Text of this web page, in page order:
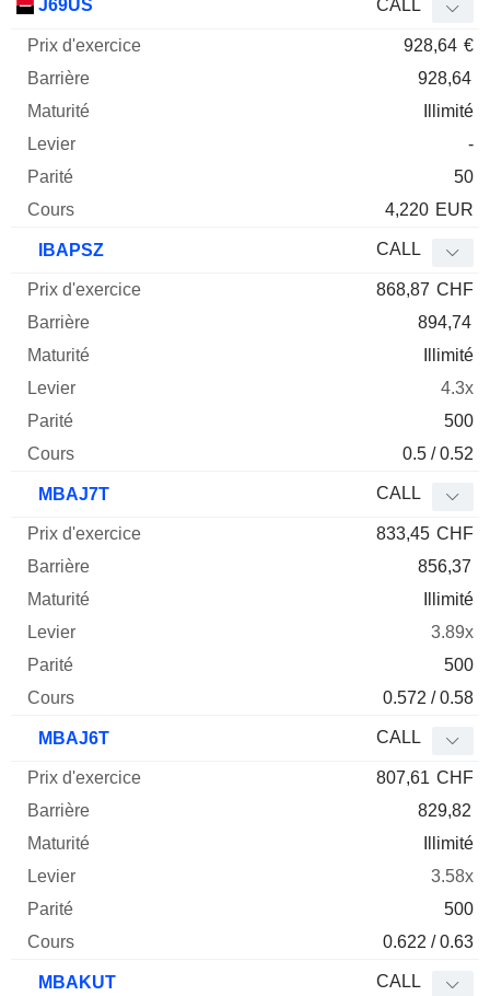
J69US CALL
928,64 €
928,64
Illimité
-
50
4,220 EUR
IBAPSZ CALL
868,87 CHF
894,74
Illimité
4.3x
500
0.5 / 0.52
MBAJ7T CALL
833,45 CHF
856,37
Illimité
3.89x
500
0.572 / 0.58
MBAJ6T CALL
807,61 CHF
829,82
Illimité
3.58x
500
0.622 / 0.63
MBAKUT CALL